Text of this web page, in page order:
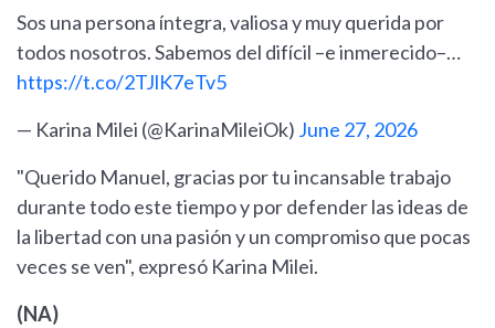
Sos una persona íntegra, valiosa y muy querida por
todos nosotros. Sabemos del difícil –e inmerecido–…
https://t.co/2TJlK7eTv5
— Karina Milei (@KarinaMileiOk) June 27, 2026
"Querido Manuel, gracias por tu incansable trabajo
durante todo este tiempo y por defender las ideas de
la libertad con una pasión y un compromiso que pocas
veces se ven", expresó Karina Milei.
(NA)